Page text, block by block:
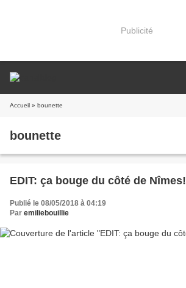
Publicité
Accueil » bounette
bounette
EDIT: ça bouge du côté de Nîmes!
Publié le 08/05/2018 à 04:19
Par emiliebouillie